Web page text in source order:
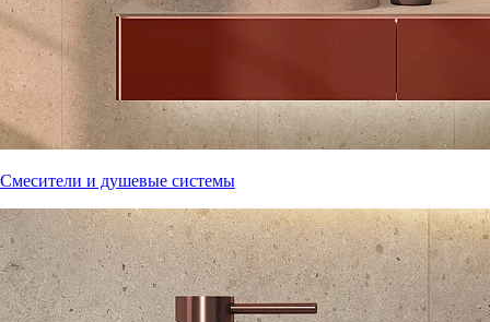
Смесители и душевые системы